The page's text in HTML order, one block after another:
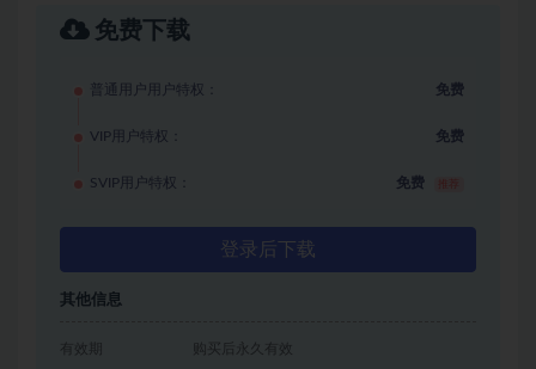
免费下载
普通用户用户特权： 免费
VIP用户特权： 免费
SVIP用户特权： 免费
登录后下载
其他信息
有效期 购买后永久有效